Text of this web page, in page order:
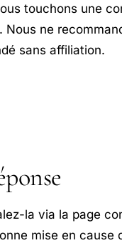
touchons une
ne
sans affiliation.
la via la page
mise en cause